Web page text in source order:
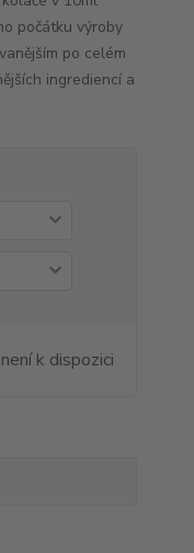
počátku výroby
po celém
ingrediencí a
k dispozici